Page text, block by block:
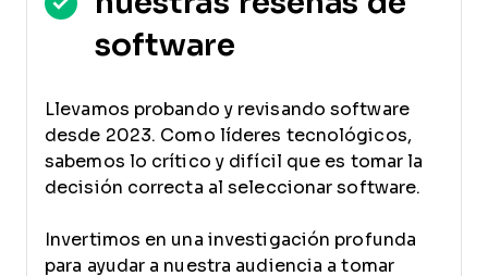
software
Llevamos probando y revisando software
desde 2023. Como líderes tecnológicos,
sabemos lo crítico y difícil que es tomar la
decisión correcta al seleccionar software.
Invertimos en una investigación profunda
para ayudar a nuestra audiencia a tomar